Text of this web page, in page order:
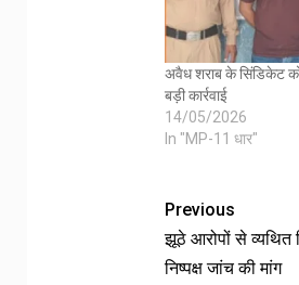
अवैध शराब के सिंडिकेट
बड़ी कार्रवाई
14/05/2026
In "MP-11 धार"
Previous
झूठे आरोपों से व्यथित
निष्पक्ष जांच की मांग